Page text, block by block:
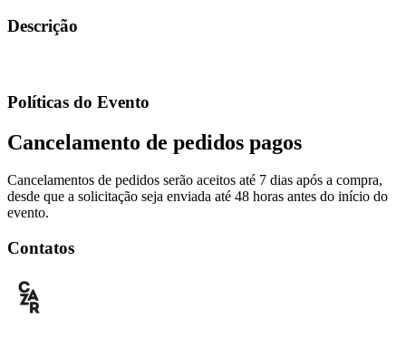
Descrição
Políticas do Evento
Cancelamento de pedidos pagos
Cancelamentos de pedidos serão aceitos até 7 dias após a compra,
desde que a solicitação seja enviada até 48 horas antes do início do
evento.
Contatos